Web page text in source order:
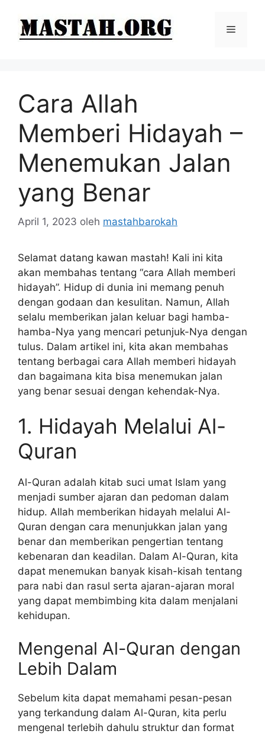
Menu
Cara Allah
Memberi Hidayah –
Menemukan Jalan
yang Benar
April 1, 2023 oleh mastahbarokah
Selamat datang kawan mastah! Kali ini kita
akan membahas tentang “cara Allah memberi
hidayah”. Hidup di dunia ini memang penuh
dengan godaan dan kesulitan. Namun, Allah
selalu memberikan jalan keluar bagi hamba-
hamba-Nya yang mencari petunjuk-Nya dengan
tulus. Dalam artikel ini, kita akan membahas
tentang berbagai cara Allah memberi hidayah
dan bagaimana kita bisa menemukan jalan
yang benar sesuai dengan kehendak-Nya.
1. Hidayah Melalui Al-
Quran
Al-Quran adalah kitab suci umat Islam yang
menjadi sumber ajaran dan pedoman dalam
hidup. Allah memberikan hidayah melalui Al-
Quran dengan cara menunjukkan jalan yang
benar dan memberikan pengertian tentang
kebenaran dan keadilan. Dalam Al-Quran, kita
dapat menemukan banyak kisah-kisah tentang
para nabi dan rasul serta ajaran-ajaran moral
yang dapat membimbing kita dalam menjalani
kehidupan.
Mengenal Al-Quran dengan
Lebih Dalam
Sebelum kita dapat memahami pesan-pesan
yang terkandung dalam Al-Quran, kita perlu
mengenal terlebih dahulu struktur dan format